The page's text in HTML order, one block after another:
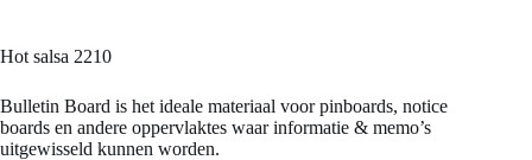
hot salsa 2210
Bulletin Board is het ideale materiaal voor pinboards, notice
boards en andere oppervlaktes waar informatie & memo’s
uitgewisseld kunnen worden.